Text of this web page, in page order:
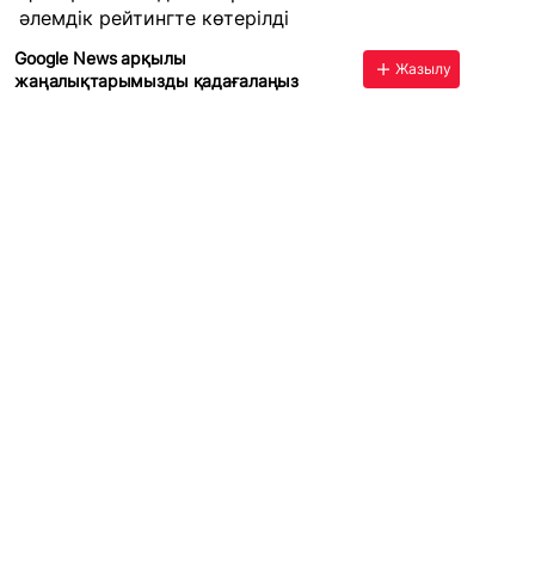
әлемдік рейтингте көтерілді
Google News арқылы
жаңалықтарымызды қадағалаңыз
Жазылу